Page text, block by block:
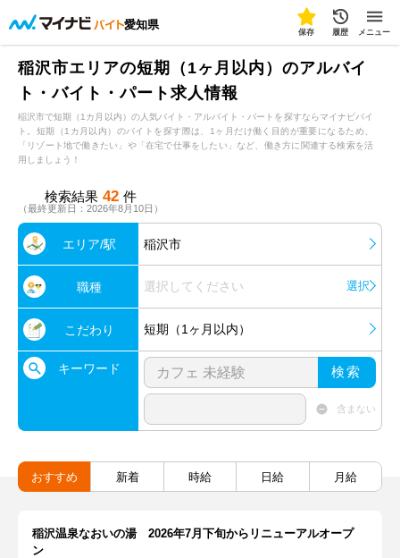
愛知県
保存 履歴 メニュー
稲沢市エリアの短期（1ヶ月以内）のアルバイ
ト・バイト・パート求人情報
稲沢市で短期（1カ月以内）の人気バイト・アルバイト・パートを探すならマイナビバイ
ト。短期（1カ月以内）のバイトを探す際は、1ヶ月だけ働く目的が重要になるため、
「リゾート地で働きたい」や「在宅で仕事をしたい」など、働き方に関連する検索を活
用しましょう！
検索結果 42 件
（最終更新日：2026年8月10日）
エリア/駅 稲沢市
職種 選択してください 選択
こだわり 短期（1ヶ月以内）
キーワード 検索
含まない
おすすめ 新着 時給 日給 月給
稲沢温泉なおいの湯 2026年7月下旬からリニューアルオープ
ン